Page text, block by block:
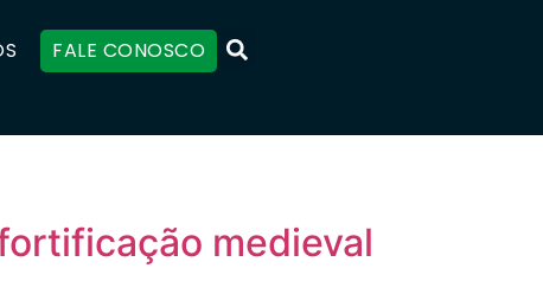
FALE CONOSCO
medieval